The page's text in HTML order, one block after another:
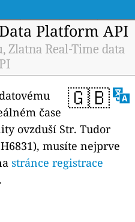
Platform API
Zlatna Real-Time data
🇬🇧
čase
ovzduší Str. Tudor
musíte nejprve
stránce registrace